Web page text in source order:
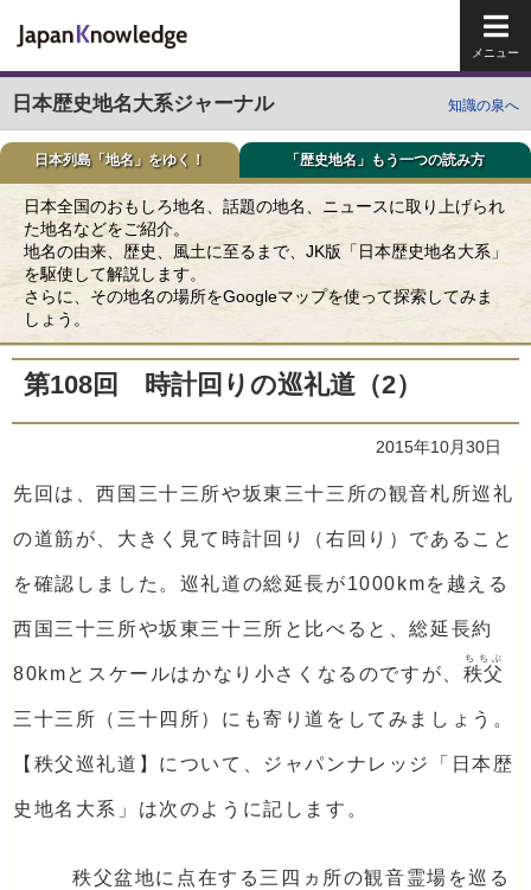
日本歴史地名大系ジャーナル 知識の泉へ
日本列島「地名」をゆく！ 「歴史地名」もう一つの読み方
日本全国のおもしろ地名、話題の地名、ニュースに取り上げられ
た地名などをご紹介。
地名の由来、歴史、風土に至るまで、JK版「日本歴史地名大系」
を駆使して解説します。
さらに、その地名の場所をGoogleマップを使って探索してみま
しょう。
第108回 時計回りの巡礼道（2）
2015年10月30日
先回は、西国三十三所や坂東三十三所の観音札所巡礼
の道筋が、大きく見て時計回り（右回り）であること
を確認しました。巡礼道の総延長が1000kmを越える
西国三十三所や坂東三十三所と比べると、総延長約
80kmとスケールはかなり小さくなるのですが、 秩父
ちちぶ
三十三所（三十四所）にも寄り道をしてみましょう。
【秩父巡礼道】について、ジャパンナレッジ「日本歴
史地名大系」は次のように記します。
秩父盆地に点在する三四ヵ所の観音霊場を巡る